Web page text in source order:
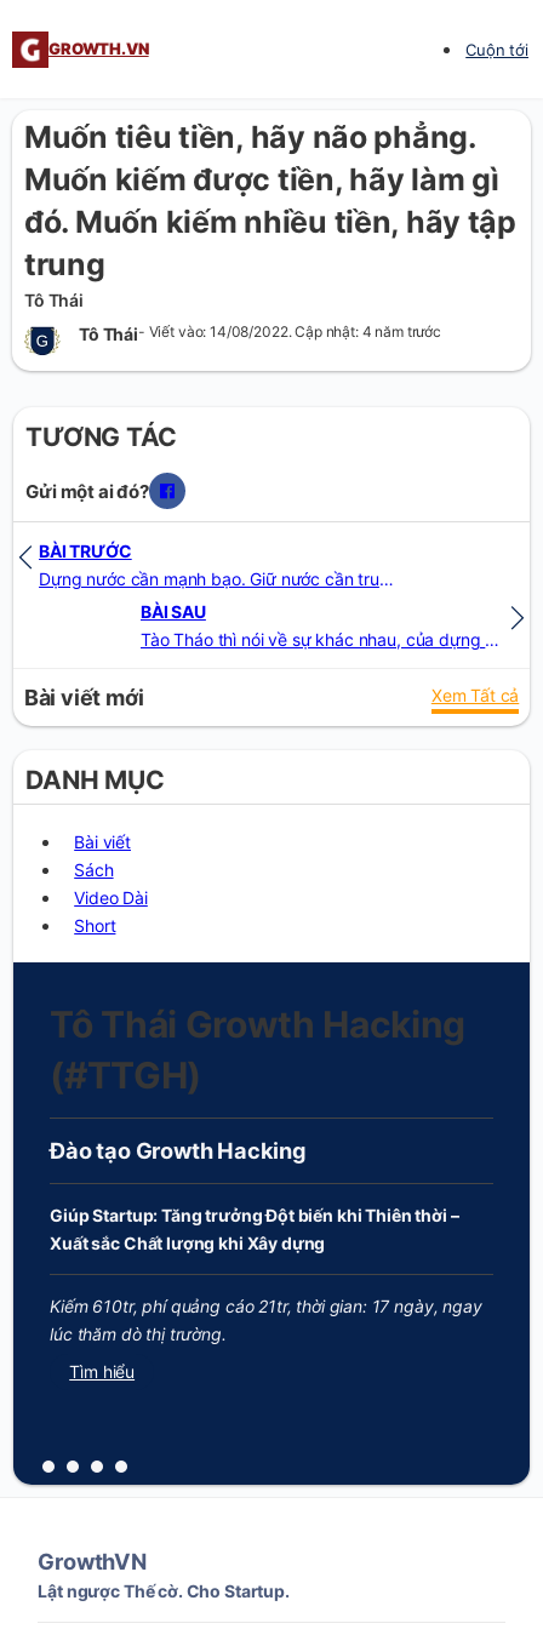
GROWTH.VN Cuộn tới
DANH MỤC
Bài viết
Sách
Video Dài
Short
Tô Thái Growth Hacking
(#TTGH)
Đào tạo Growth Hacking
Giúp Startup: Tăng trưởng Đột biến khi Thiên thời –
Xuất sắc Chất lượng khi Xây dựng
Kiếm 610tr, phí quảng cáo 21tr, thời gian: 17 ngày, ngay
lúc thăm dò thị trường.
Tìm hiểu
Muốn tiêu tiền, hãy não phẳng.
Muốn kiếm được tiền, hãy làm gì
đó. Muốn kiếm nhiều tiền, hãy tập
trung
Tô Thái
Tô Thái- Viết vào: 14/08/2022. Cập nhật: 4 năm trước
TƯƠNG TÁC
Gửi một ai đó?
BÀI TRƯỚC
Dựng nước cần mạnh bạo. Giữ nước cần trung dung. Mỗi việc có phép riêng, không thể áp dụng chúng cho nhau
BÀI SAU
Tào Tháo thì nói về sự khác nhau, của dựng nước và giữ nước. Còn Thái thì thấy tầm quan trọng thực sự, của cả Hải tặc và Hải Quân
Bài viết mới Xem Tất cả
GrowthVN
Lật ngược Thế cờ. Cho Startup.